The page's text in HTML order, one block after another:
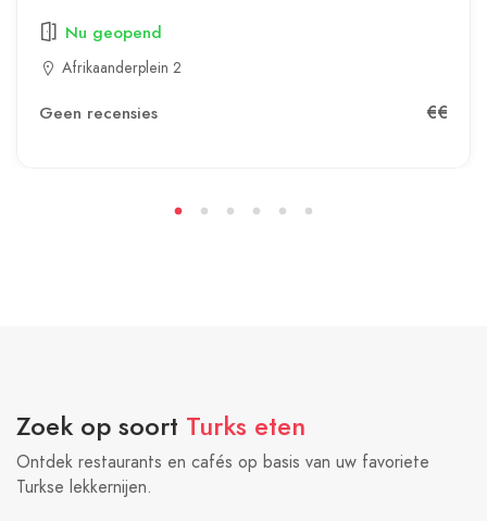
Nu geopend
Afrikaanderplein 2
Geen recensies €€
Zoek op soort Turks eten
Ontdek restaurants en cafés op basis van uw favoriete
Turkse lekkernijen.